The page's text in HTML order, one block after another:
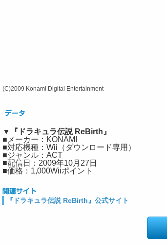
(C)2009 Konami Digital Entertainment
▼『ドラキュラ伝説 ReBirth』
■メーカー：KONAMI
■対応機種：Wii（ダウンロード専用）
■ジャンル：ACT
■配信日：2009年10月27日
■価格：1,000Wiiポイント
『ドラキュラ伝説 ReBirth』公式サイト